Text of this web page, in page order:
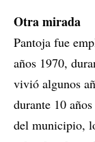
Otra mirada
Pantoja fue
años 1970,
vivió algunos
durante 10
del municipio,